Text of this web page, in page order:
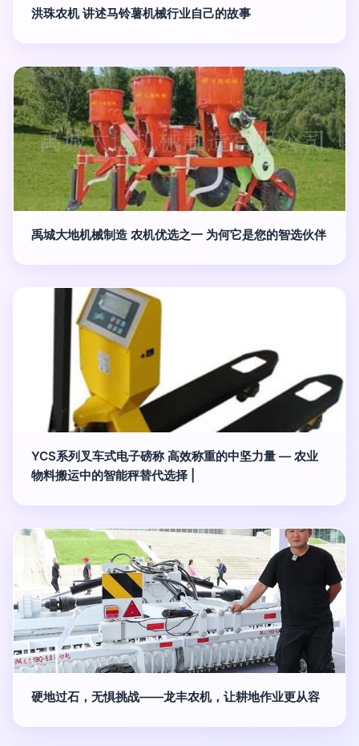
洪珠农机 讲述马铃薯机械行业自己的故事
禹城大地机械制造 农机优选之一 为何它是您的智选伙伴
YCS系列叉车式电子磅称 高效称重的中坚力量 — 农业
物料搬运中的智能秤替代选择 |
硬地过石，无惧挑战——龙丰农机，让耕地作业更从容